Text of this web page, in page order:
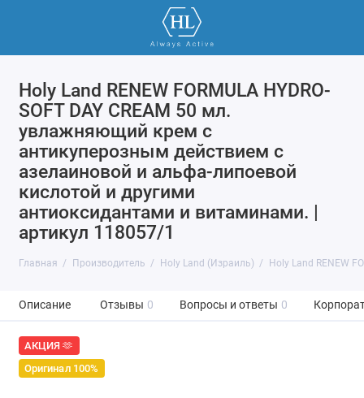
Holy Land RENEW FORMULA HYDRO-
SOFT DAY CREAM 50 мл.
увлажняющий крем с
антикуперозным действием с
азелаиновой и альфа-липоевой
кислотой и другими
антиоксидантами и витаминами. |
артикул 118057/1
Главная Производитель Holy Land (Израиль) Holy Land RENEW
Описание Отзывы 0 Вопросы и ответы 0
АКЦИЯ 🫶
Оригинал 100%